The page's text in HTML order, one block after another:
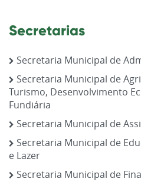
Secretarias
Secretaria Municipal de
Secretaria Municipal de
Turismo, Desenvolvimento
Fundiária
Secretaria Municipal de
Secretaria Municipal de
e Lazer
Secretaria Municipal de